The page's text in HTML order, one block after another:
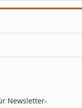
Newsletter-